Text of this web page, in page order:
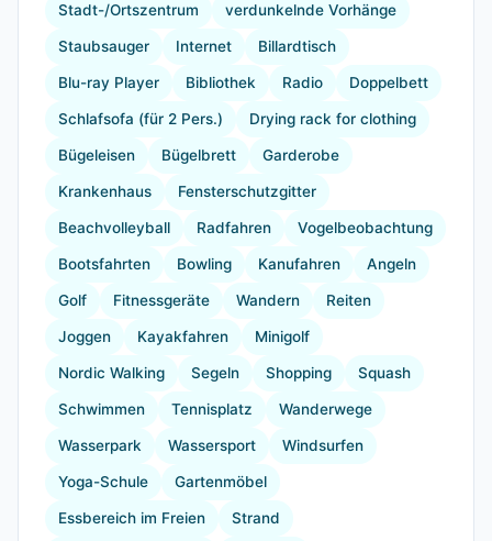
Stadt-/Ortszentrum verdunkelnde Vorhänge
Staubsauger Internet Billardtisch
Blu-ray Player Bibliothek Radio Doppelbett
Schlafsofa (für 2 Pers.) Drying rack for clothing
Bügeleisen Bügelbrett Garderobe
Krankenhaus Fensterschutzgitter
Beachvolleyball Radfahren Vogelbeobachtung
Bootsfahrten Bowling Kanufahren Angeln
Golf Fitnessgeräte Wandern Reiten
Joggen Kayakfahren Minigolf
Nordic Walking Segeln Shopping Squash
Schwimmen Tennisplatz Wanderwege
Wasserpark Wassersport Windsurfen
Yoga-Schule Gartenmöbel
Essbereich im Freien Strand